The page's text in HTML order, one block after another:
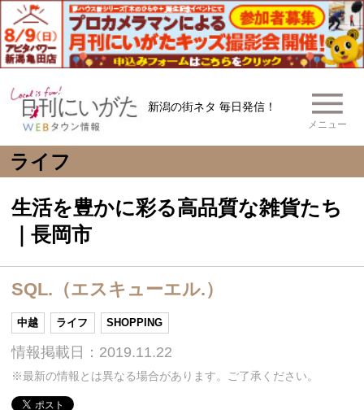
新潟の街ネタ 毎日発信！
メニュー
ライフ
生活を豊かに彩る高品質な雑貨たち
｜長岡市
SQL.（エスキューエル.）
中越 ライフ SHOPPING
情報掲載日：2019.11.22
※最新の情報とは異なる場合があります。ご了承ください。